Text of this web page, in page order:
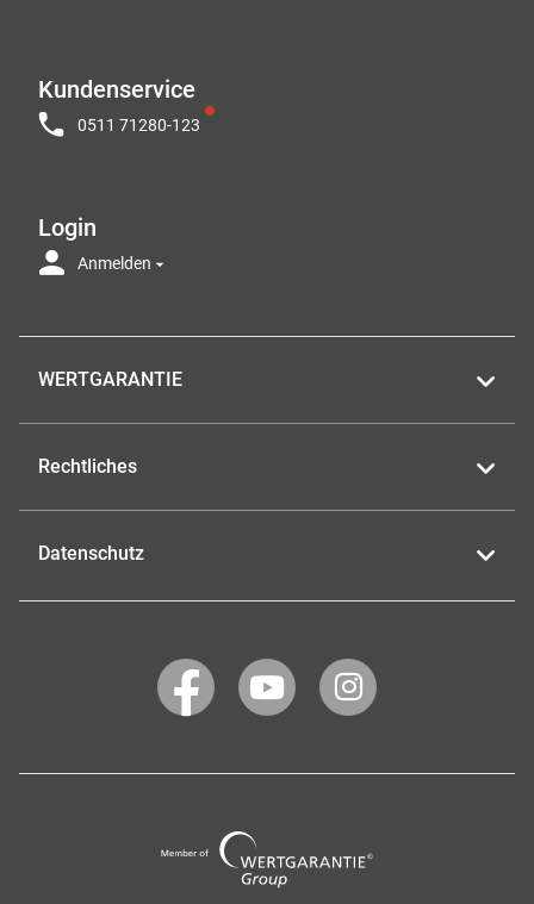
Kundenservice
0511 71280-123
Login
Anmelden
WERTGARANTIE
Rechtliches
Datenschutz
WERTGARANTIE
auf
WERTGARANTIE
auf
WERTGARANTIE
auf
Group